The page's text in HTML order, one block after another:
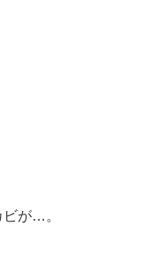
が…。